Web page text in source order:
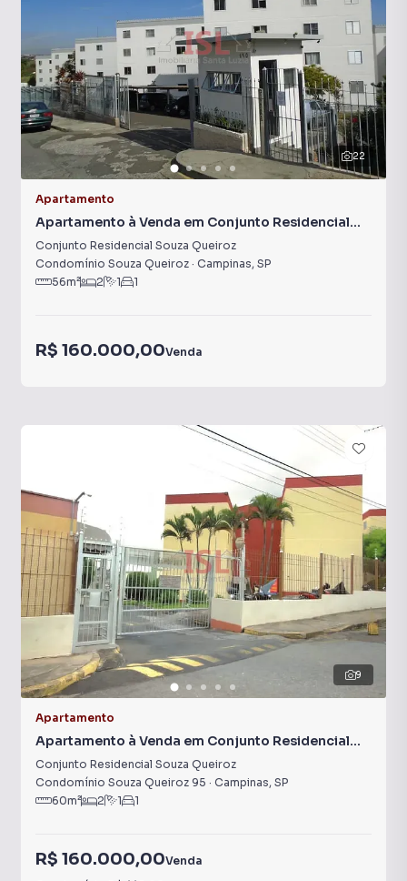
22
Apartamento
Apartamento à Venda em Conjunto Residencial
Souza Queiroz
Conjunto Residencial Souza Queiroz
Condomínio Souza Queiroz · Campinas, SP
56m² 2 1 1
R$ 160.000,00Venda
9
Apartamento
Apartamento à Venda em Conjunto Residencial
Souza Queiroz
Conjunto Residencial Souza Queiroz
Condomínio Souza Queiroz 95 · Campinas, SP
60m² 2 1 1
R$ 160.000,00Venda